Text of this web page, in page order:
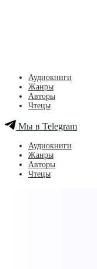
Аудиокниги
Жанры
Авторы
Чтецы
Мы в Telegram
Аудиокниги
Жанры
Авторы
Чтецы